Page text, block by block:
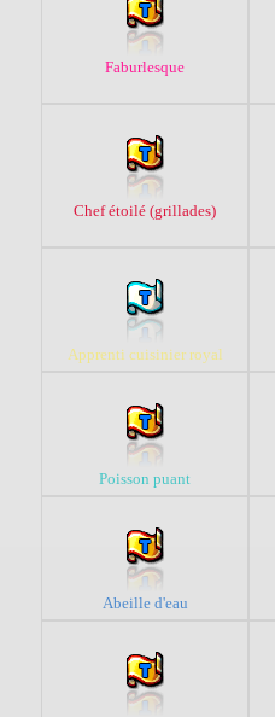
Faburlesque
Chef étoilé (grillades)
Apprenti cuisinier royal
Poisson puant
Abeille d'eau